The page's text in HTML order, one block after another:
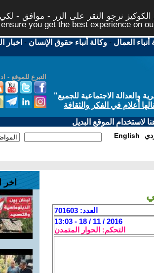
نرجو النقر على الزر - موافق -
you get the best experience on
أنباء العمال -وكالة أنباء حقوق الإنسان - اخبار
التبرع للموقع -
الاجتماعية للجميع"
أعلام في الفكر والثقافة
لاستخدام الموقع البديل
English
العدد: 701603
2016 / 11 / 18 - 13:03
التحكم: الحوار المتمدن
اخر